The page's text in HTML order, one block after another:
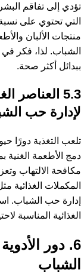
تؤدي إلى تفاقم
التي تحتوي على
منتجات الألبان
الشباب. لذا، فكر
ببدائل أكثر صحة.
5.3 العناصر
لإدارة حب
تلعب التغذية دورًا
دمج الأطعمة الغنية
مكافحة الالتهاب
إدارة حب الشباب.
الغذائية المناسبة
6. دور
الشباب